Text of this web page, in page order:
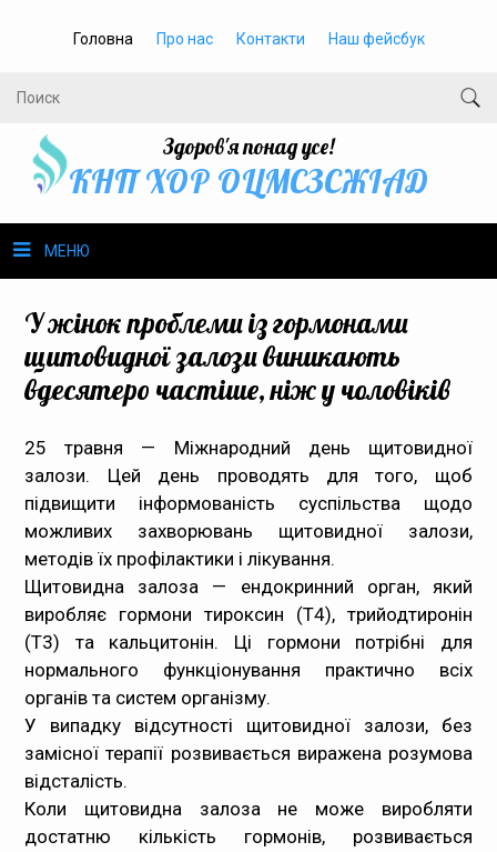
Головна Про нас Контакти Наш фейсбук
Здоров'я понад усе!
КНП ХОР ОЦМСЗСЖIАД
МЕНЮ
Громадське здоров’я
Громадянам
Медпрацівникам
Статистика
Документи
Контакти
Карта сайта
У жінок проблеми із гормонами
щитовидної залози виникають
вдесятеро частіше, ніж у чоловіків
25 травня — Міжнародний день щитовидної
залози. Цей день проводять для того, щоб
підвищити інформованість суспільства щодо
можливих захворювань щитовидної залози,
методів їх профілактики і лікування.
Щитовидна залоза — ендокринний орган, який
виробляє гормони тироксин (Т4), трийодтиронін
(Т3) та кальцитонін. Ці гормони потрібні для
нормального функціонування практично всіх
органів та систем організму.
У випадку відсутності щитовидної залози, без
замісної терапії розвивається виражена розумова
відсталість.
Коли щитовидна залоза не може виробляти
достатню кількість гормонів, розвивається